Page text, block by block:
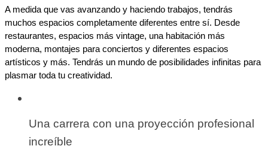
A medida que vas avanzando y haciendo trabajos, tendrás
muchos espacios completamente diferentes entre sí. Desde
restaurantes, espacios más vintage, una habitación más
moderna, montajes para conciertos y diferentes espacios
artísticos y más. Tendrás un mundo de posibilidades infinitas para
plasmar toda tu creatividad.
Una carrera con una proyección profesional
increíble